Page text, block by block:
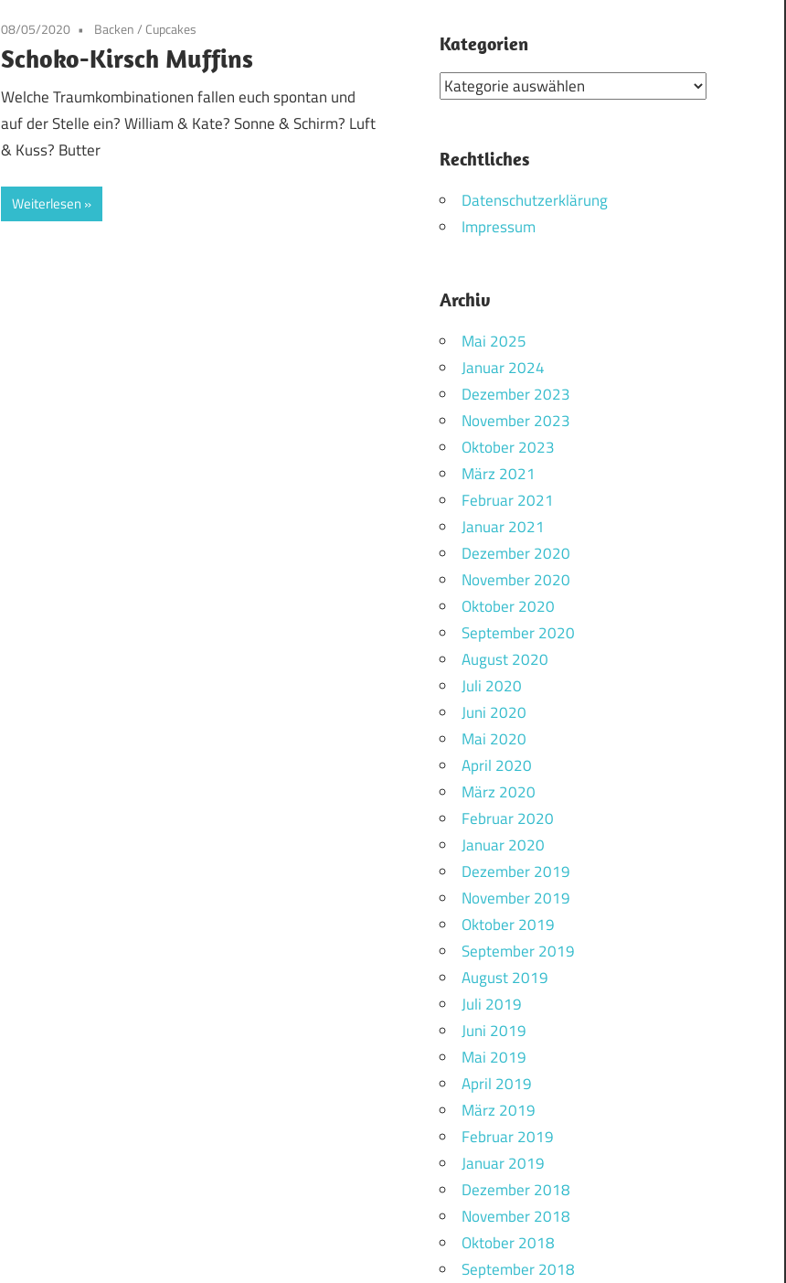
08/05/2020 Backen/ Cupcakes
Schoko-Kirsch Muffins
Welche Traumkombinationen fallen euch spontan und
auf der Stelle ein? William & Kate? Sonne & Schirm? Luft
& Kuss? Butter
Weiterlesen
Kategorien
Kategorien
Rechtliches
Datenschutzerklärung
Impressum
Archiv
Mai 2025
Januar 2024
Dezember 2023
November 2023
Oktober 2023
März 2021
Februar 2021
Januar 2021
Dezember 2020
November 2020
Oktober 2020
September 2020
August 2020
Juli 2020
Juni 2020
Mai 2020
April 2020
März 2020
Februar 2020
Januar 2020
Dezember 2019
November 2019
Oktober 2019
September 2019
August 2019
Juli 2019
Juni 2019
Mai 2019
April 2019
März 2019
Februar 2019
Januar 2019
Dezember 2018
November 2018
Oktober 2018
September 2018